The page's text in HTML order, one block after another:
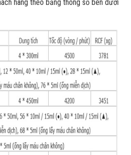
hàng theo bảng thông số bên dưới